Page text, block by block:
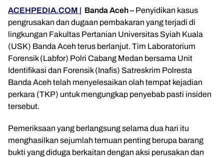
ACEHPEDIA.COM | Banda Aceh – Penyidikan kasus
pengrusakan dan dugaan pembakaran yang terjadi di
lingkungan Fakultas Pertanian Universitas Syiah Kuala
(USK) Banda Aceh terus berlanjut. Tim Laboratorium
Forensik (Labfor) Polri Cabang Medan bersama Unit
Identifikasi dan Forensik (Inafis) Satreskrim Polresta
Banda Aceh telah menyelesaikan olah tempat kejadian
perkara (TKP) untuk mengungkap penyebab pasti insiden
tersebut.
Pemeriksaan yang berlangsung selama dua hari itu
menghasilkan sejumlah temuan penting berupa barang
bukti yang diduga berkaitan dengan aksi perusakan dan